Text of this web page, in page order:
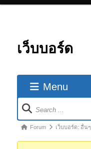
เว็บบอร์ด
Menu
Forum
Navigation
ForumForum เว็บบอร์ด: อื่นๆ